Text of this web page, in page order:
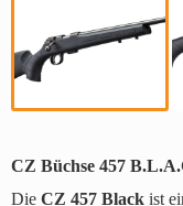
CZ Büchse 457
Die CZ 457 Black ist